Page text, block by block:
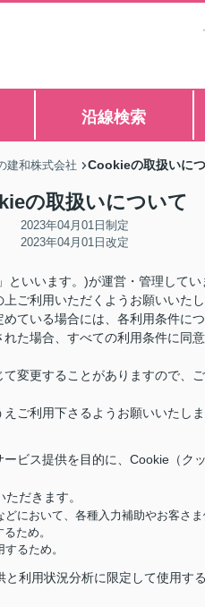
沿線検索
建和株式会社 Cookieの取扱いに
の取扱いについて
2023年04月01日制定
2023年04月01日改定
いいます。)が運営・管理して
ご利用いただくようお願いいたし
ている場合には、各利用条件に
た場合、すべての利用条件に同
変更することがありますので、
ご利用下さるようお願いいたしま
ビス提供を目的に、Cookie（ク
だきます。
どにおいて、各種入力補助やお客さ
ため。
るため。
利用状況分析に限定して使用す